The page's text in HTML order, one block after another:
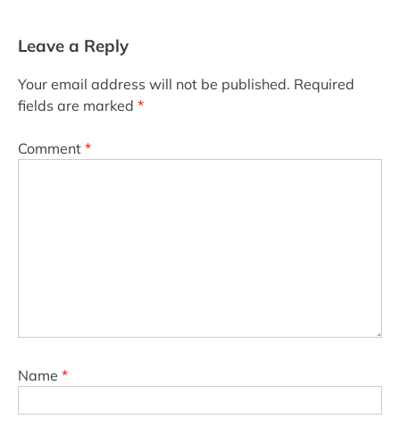
Leave a Reply
Your email address will not be published. Required
fields are marked *
Comment *
Name *